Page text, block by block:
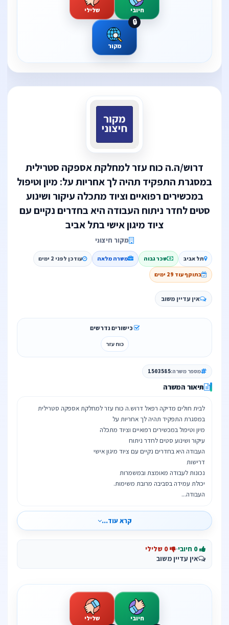
חיובי שלילי
מקור
🔒
דרוש/ה.ה כוח עזר למחלקת אספקה סטרילית
במסגרת התפקיד תהיה לך אחריות על: מיון וטיפול
במכשירים רפואיים וציוד מתכלה עיקור ושינוע
סטים לחדר ניתוח העבודה היא בחדרים נקיים עם
ציוד מיגון אישי בתל אביב
מקור חיצוני
תל אביב שכר גבוה משרה מלאה עודכן לפני 2 ימים
בתוקף עוד 29 ימים
אין עדיין משוב
כישורים נדרשים
כוח עזר
מספר משרה:1503585
תיאור המשרה
העבודה...
קרא עוד...
·
אין עדיין משוב
חיובי שלילי